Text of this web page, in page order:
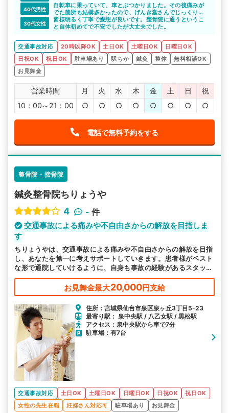
40代男性
自転車に乗っていて、車とぶつかりました。その後痛みが
でた箇所も結構多かったので、げんき堂さんでじっくり見
てもらえて本当に良かったと思います。
ありがとうございました。
通事故病院の相談員の方もありがとうございました。
30代女性
皆様明るく丁寧で愛想が良いです。整骨院に通うというこ
と自体初めてで不安でしたが大丈夫でした。
交通事故対応 20時以降OK 土日OK 土曜日OK
日曜日OK
日祝OK
祝日OK 駐車場あり 駅ちか 鍼灸 整体
無料相談OK
お見舞金
営業時間 月 火 水 木 金 土 日
祝
10：00～21：00
○ ○ ○ ○ ○ ○ ○ ○
電話で無料予約をする
整骨院・接骨院
鍼灸整骨院ちりょうや
4
- 件
交通事故による痛みや不自由さからの解放を目指しま
す
ちりょうやは、交通事故による痛みや不自由さからの解放を目指
し、あなたを第一に考えサポートしていきます。患者様がベスト
な形で通院していけるように、自身も事故の経験があるスタッフ
がサポートしていきます。どんな小さな不安や痛みも丁寧にお伺
お見舞金最大20,000円支給
住所：宮城県仙台市泉区泉ヶ丘3丁目5-23
最寄り駅： 泉中央駅 / 八乙女駅 / 黒松駅
アクセス：泉中央駅から車で7分
駐車場：有7台
交通事故対応 土日OK 土曜日OK 日曜日OK 日祝OK
祝日OK
女性の先生在籍
妊婦さん対応可 駐車場あり お見舞金